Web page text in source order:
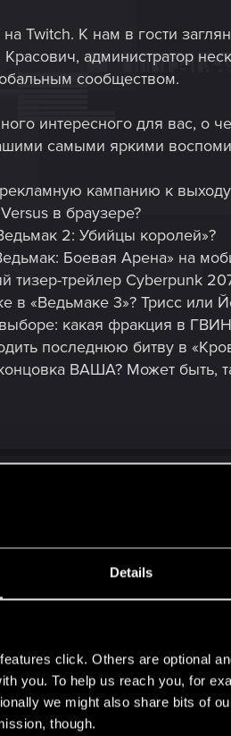
Details
click. Others are optional
you. To help us reach you, for
we might also share bits of
though.
Twitch. К нам в гости
администратор
сообществом.
интересного для вас, о
самыми яркими
кампанию к
в браузере?
2: Убийцы королей»?
Боевая Арена» на
трейлер Cyberpunk
в «Ведьмаке 3»? Трисс или
какая фракция в
последнюю битву в
ВАША? Может быть,
других во всём, плюс
но длс не оставляет